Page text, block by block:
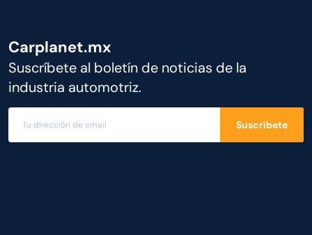
Carplanet.mx
Suscríbete al boletín de noticias de la
industria automotriz.
Suscríbete